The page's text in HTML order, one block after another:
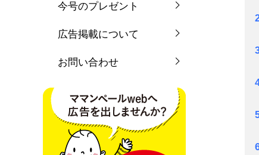
今号のプレゼント
広告掲載について
お問い合わせ